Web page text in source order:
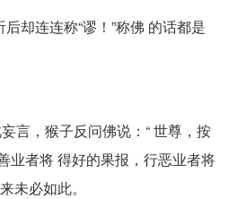
却连连称“谬！”称佛 的话都是
言，猴子反问佛说：“ 世尊，按
业者将 得好的果报，行恶业者将
未必如此。